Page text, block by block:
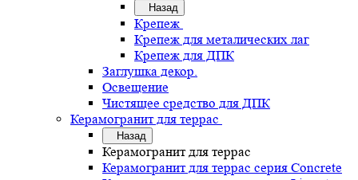
Назад
Крепеж
Крепеж для металических лаг
Крепеж для ДПК
Заглушка декор.
Освещение
Чистящее средство для ДПК
Керамогранит для террас
Назад
Керамогранит для террас
Керамогранит для террас серия Concrete